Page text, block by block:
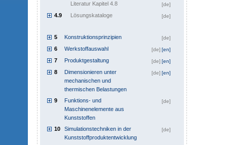
Literatur Kapitel 4.8 [de]
4.9 Lösungskataloge [de]
5 Konstruktionsprinzipien [de]
6 Werkstoffauswahl [en]
[de]
7 Produktgestaltung [en]
[de]
8
Dimensionieren unter
mechanischen und
thermischen Belastungen
[en]
[de]
9
Funktions- und
Maschinenelemente aus
Kunststoffen
[de]
10
Simulationstechniken in der
Kunststoffproduktentwicklung
[de]